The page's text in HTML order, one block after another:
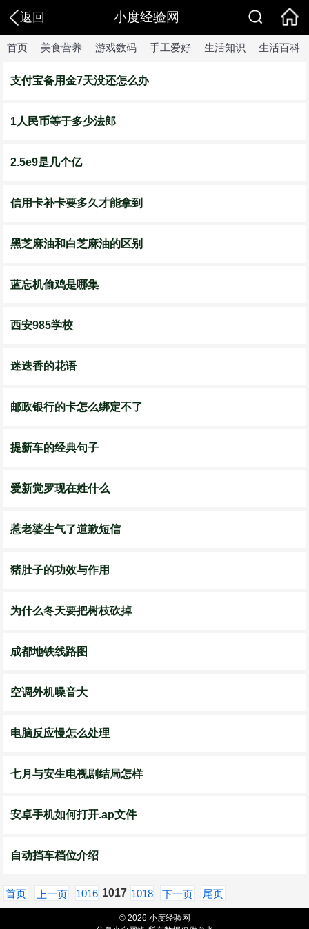
返回 小度经验网
首页 美食营养 游戏数码 手工爱好 生活知识 生活百科
支付宝备用金7天没还怎么办
1人民币等于多少法郎
2.5e9是几个亿
信用卡补卡要多久才能拿到
黑芝麻油和白芝麻油的区别
蓝忘机偷鸡是哪集
西安985学校
迷迭香的花语
邮政银行的卡怎么绑定不了
提新车的经典句子
爱新觉罗现在姓什么
惹老婆生气了道歉短信
猪肚子的功效与作用
为什么冬天要把树枝砍掉
成都地铁线路图
空调外机噪音大
电脑反应慢怎么处理
七月与安生电视剧结局怎样
安卓手机如何打开.ap文件
自动挡车档位介绍
首页 上一页 1016 1017 1018 下一页 尾页
© 2026 小度经验网